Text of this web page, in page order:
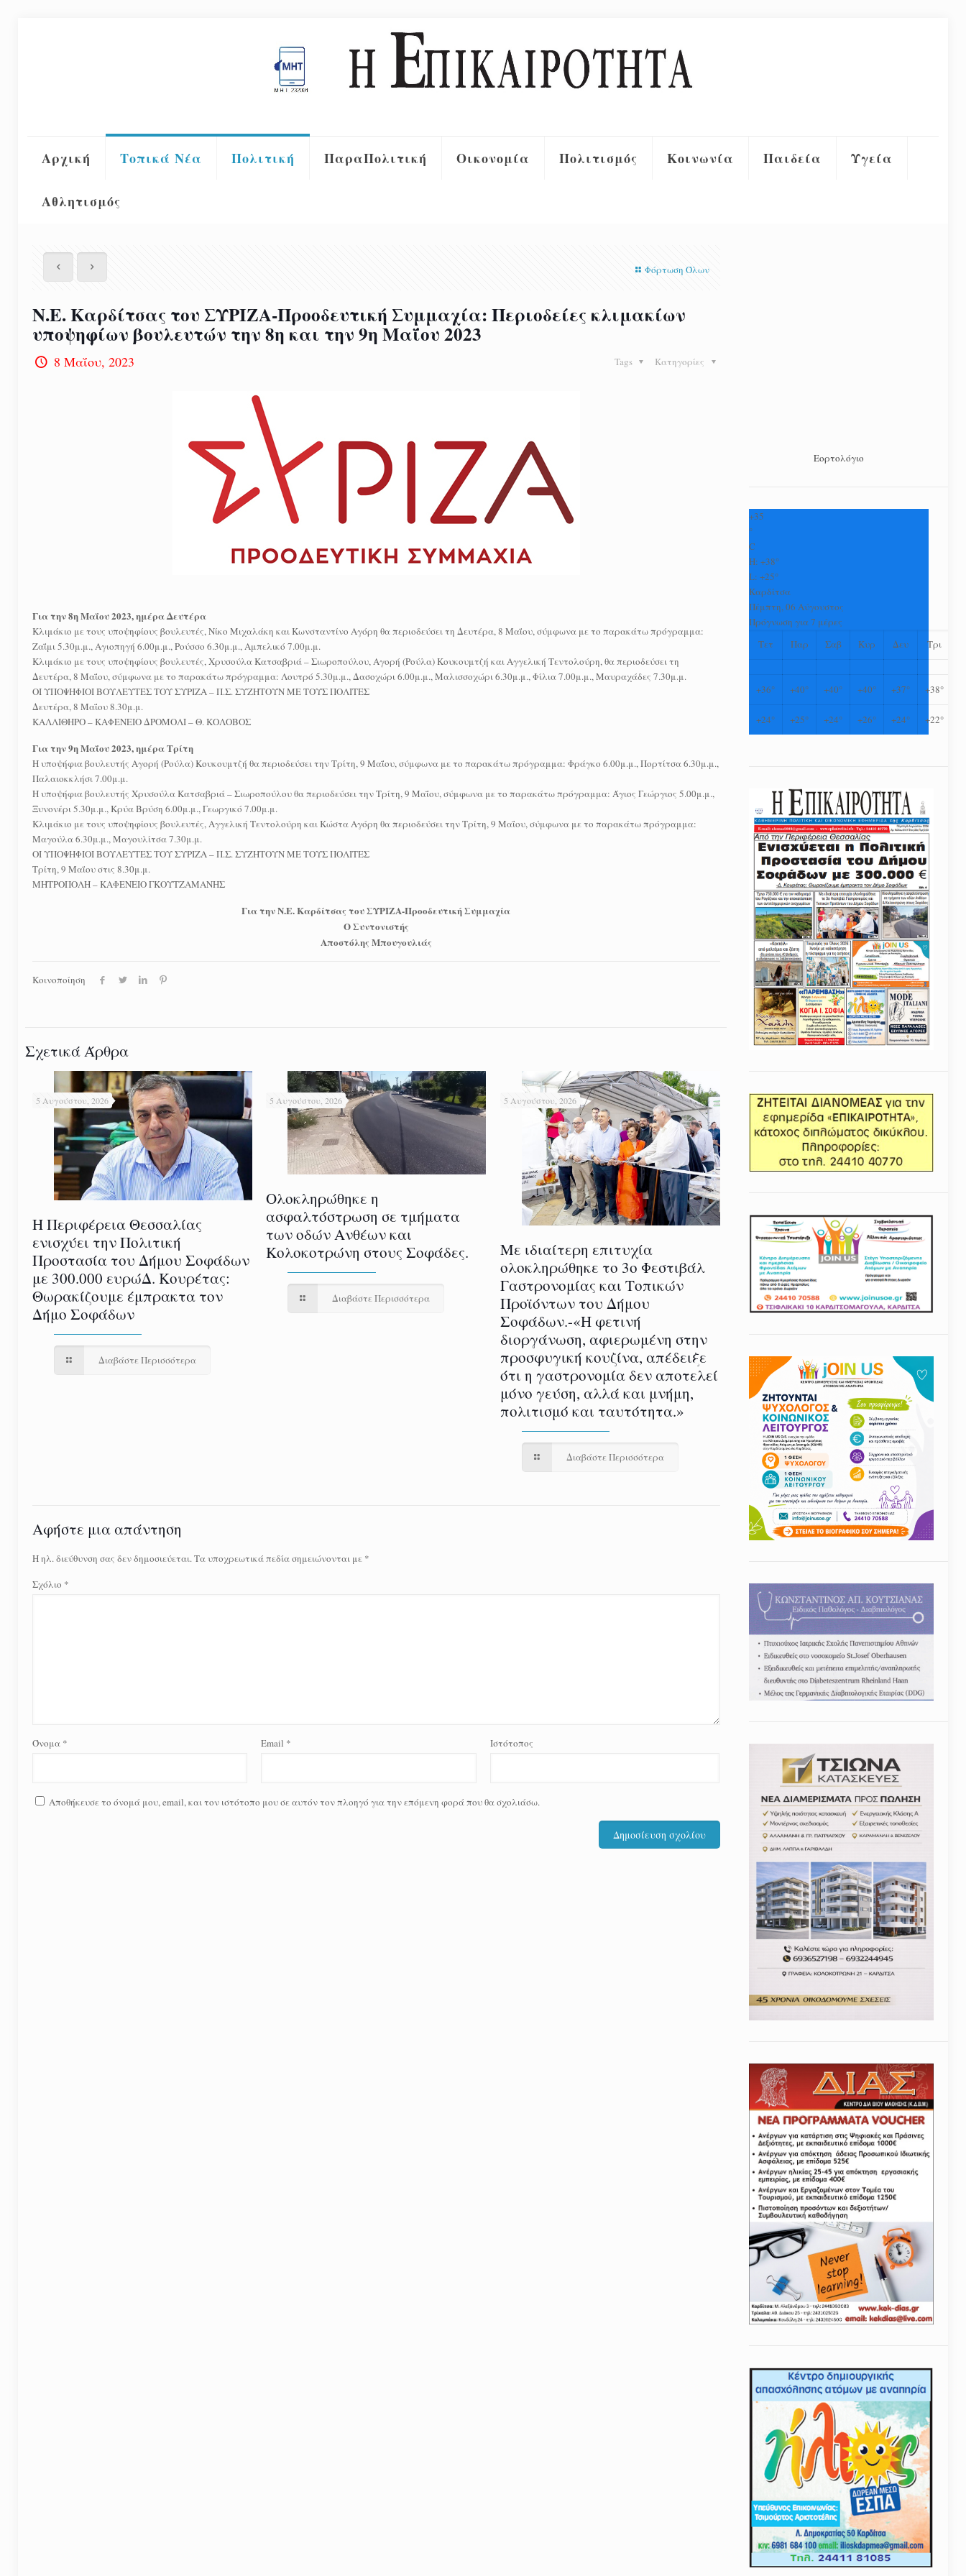
Αρχική Τοπικά Νέα Πολιτική ΠαραΠολιτική Οικονομία Πολιτισμός Κοινωνία Παιδεία Υγεία
Αθλητισμός
Φόρτωση Όλων
Ν.Ε. Καρδίτσας του ΣΥΡΙΖΑ-Προοδευτική Συμμαχία: Περιοδείες κλιμακίων
υποψηφίων βουλευτών την 8η και την 9η Μαΐου 2023
8 Μαΐου, 2023 Κατηγορίες
Tags
Για την 8η Μαΐου 2023, ημέρα Δευτέρα
Κλιμάκιο με τους υποψηφίους βουλευτές, Νίκο Μιχαλάκη και Κωνσταντίνο Αγόρη θα περιοδεύσει τη Δευτέρα, 8 Μαΐου, σύμφωνα με το παρακάτω πρόγραμμα:
Ζαΐμι 5.30μ.μ., Αγιοπηγή 6.00μ.μ., Ρούσσο 6.30μ.μ., Αμπελικό 7.00μ.μ.
Κλιμάκιο με τους υποψηφίους βουλευτές, Χρυσούλα Κατσαβριά – Σιωροπούλου, Αγορή (Ρούλα) Κουκουμτζή και Αγγελική Τεντολούρη, θα περιοδεύσει τη
Δευτέρα, 8 Μαΐου, σύμφωνα με το παρακάτω πρόγραμμα: Λουτρό 5.30μ.μ., Δασοχώρι 6.00μ.μ., Μαλισσοχώρι 6.30μ.μ., Φίλια 7.00μ.μ., Μαυραχάδες 7.30μ.μ.
ΟΙ ΥΠΟΨΗΦΙΟΙ ΒΟΥΛΕΥΤΕΣ ΤΟΥ ΣΥΡΙΖΑ – Π.Σ. ΣΥΖΗΤΟΥΝ ΜΕ ΤΟΥΣ ΠΟΛΙΤΕΣ
Δευτέρα, 8 Μαΐου 8.30μ.μ.
ΚΑΛΛΙΘΗΡΟ – ΚΑΦΕΝΕΙΟ ΔΡΟΜΟΛΙ – Θ. ΚΟΛΟΒΟΣ
Για την 9η Μαΐου 2023, ημέρα Τρίτη
Η υποψήφια βουλευτής Αγορή (Ρούλα) Κουκουμτζή θα περιοδεύσει την Τρίτη, 9 Μαΐου, σύμφωνα με το παρακάτω πρόγραμμα: Φράγκο 6.00μ.μ., Πορτίτσα 6.30μ.μ.,
Παλαιοκκλήσι 7.00μ.μ.
Η υποψήφια βουλευτής Χρυσούλα Κατσαβριά – Σιωροπούλου θα περιοδεύσει την Τρίτη, 9 Μαΐου, σύμφωνα με το παρακάτω πρόγραμμα: Άγιος Γεώργιος 5.00μ.μ.,
Ξυνονέρι 5.30μ.μ., Κρύα Βρύση 6.00μ.μ., Γεωργικό 7.00μ.μ.
Κλιμάκιο με τους υποψηφίους βουλευτές, Αγγελική Τεντολούρη και Κώστα Αγόρη θα περιοδεύσει την Τρίτη, 9 Μαΐου, σύμφωνα με το παρακάτω πρόγραμμα:
Μαγούλα 6.30μ.μ., Μαγουλίτσα 7.30μ.μ.
ΟΙ ΥΠΟΨΗΦΙΟΙ ΒΟΥΛΕΥΤΕΣ ΤΟΥ ΣΥΡΙΖΑ – Π.Σ. ΣΥΖΗΤΟΥΝ ΜΕ ΤΟΥΣ ΠΟΛΙΤΕΣ
Τρίτη, 9 Μαΐου στις 8.30μ.μ.
ΜΗΤΡΟΠΟΛΗ – ΚΑΦΕΝΕΙΟ ΓΚΟΥΤΖΑΜΑΝΗΣ
Για την Ν.Ε. Καρδίτσας του ΣΥΡΙΖΑ-Προοδευτική Συμμαχία
Ο Συντονιστής
Αποστόλης Μπουγουλιάς
Κοινοποίηση
Σχετικά Άρθρα
5 Αυγούστου, 2026
Η Περιφέρεια Θεσσαλίας
ενισχύει την Πολιτική
Προστασία του Δήμου Σοφάδων
με 300.000 ευρώΔ. Κουρέτας:
Θωρακίζουμε έμπρακτα τον
Δήμο Σοφάδων
Διαβάστε Περισσότερα
5 Αυγούστου, 2026
Ολοκληρώθηκε η
ασφαλτόστρωση σε τμήματα
των οδών Ανθέων και
Κολοκοτρώνη στους Σοφάδες.
Διαβάστε Περισσότερα
5 Αυγούστου, 2026
Με ιδιαίτερη επιτυχία
ολοκληρώθηκε το 3ο Φεστιβάλ
Γαστρονομίας και Τοπικών
Προϊόντων του Δήμου
Σοφάδων.-«Η φετινή
διοργάνωση, αφιερωμένη στην
προσφυγική κουζίνα, απέδειξε
ότι η γαστρονομία δεν αποτελεί
μόνο γεύση, αλλά και μνήμη,
πολιτισμό και ταυτότητα.»
Διαβάστε Περισσότερα
Αφήστε μια απάντηση
Η ηλ. διεύθυνση σας δεν δημοσιεύεται.Τα υποχρεωτικά πεδία σημειώνονται με *
Σχόλιο *
Όνομα * Email * Ιστότοπος
Αποθήκευσε το όνομά μου, email, και τον ιστότοπο μου σε αυτόν τον πλοηγό για την επόμενη φορά που θα σχολιάσω.
Εορτολόγιο
+35
°
C
H:+38°
L:+25°
Καρδίτσα
Πέμπτη, 06 Αύγουστος
Πρόγνωση για 7 μέρες
Τετ
Παρ Σαβ Κυρ Δευ Τρι
+36° +40° +40° +40° +37° +38°
+24° +25° +24° +26° +24° +22°